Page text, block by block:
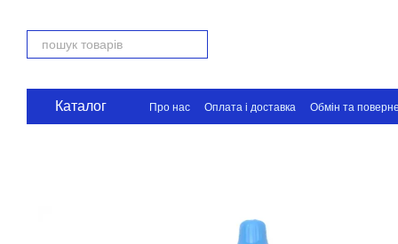
Каталог Про нас Оплата і доставка Обмін та